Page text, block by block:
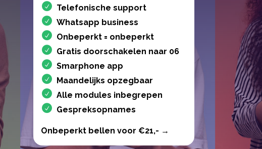
Telefonische support
Whatsapp business
Onbeperkt = onbeperkt
Gratis doorschakelen naar 06
Smarphone app
Maandelijks opzegbaar
Alle modules inbegrepen
Gespreksopnames
Onbeperkt bellen voor €21,- →